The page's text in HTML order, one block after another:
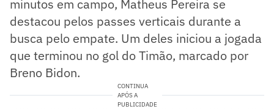
minutos em campo, Matheus Pereira se
destacou pelos passes verticais durante a
busca pelo empate. Um deles iniciou a jogada
que terminou no gol do Timão, marcado por
Breno Bidon.
CONTINUA
APÓS A
PUBLICIDADE